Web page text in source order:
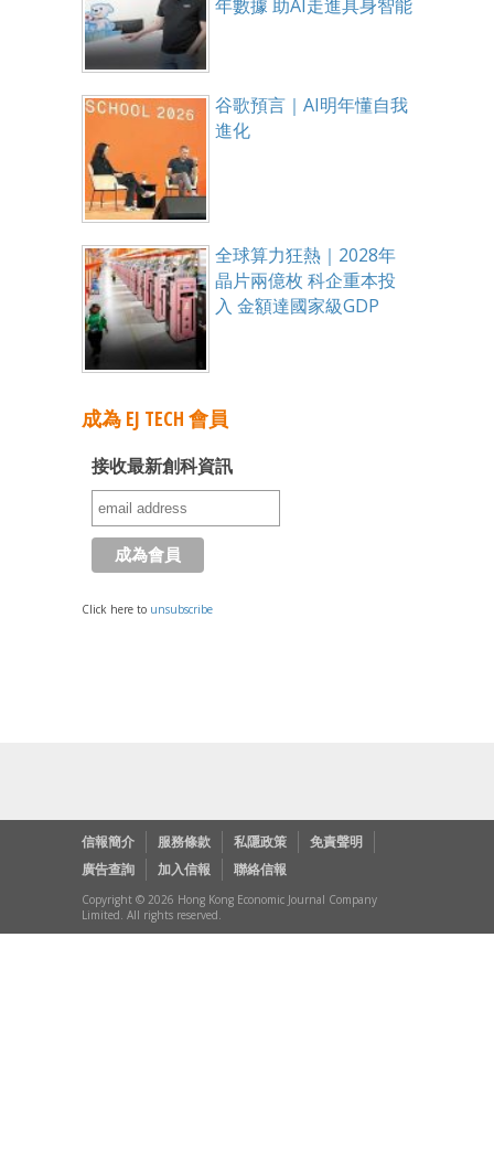
年數據 助AI走進具身智能
谷歌預言｜AI明年懂自我
進化
全球算力狂熱｜2028年
晶片兩億枚 科企重本投
入 金額達國家級GDP
成為 EJ TECH 會員
接收最新創科資訊
Click here to unsubscribe
信報簡介 服務條款 私隱政策
免責聲明
廣告查詢
加入信報 聯絡信報
Copyright © 2026 Hong Kong Economic Journal Company
Limited. All rights reserved.